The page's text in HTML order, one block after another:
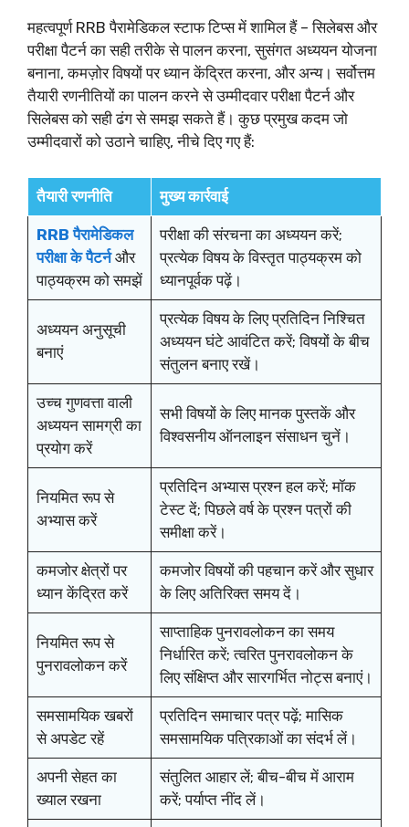
महत्वपूर्ण RRB पैरामेडिकल स्टाफ टिप्स में शामिल हैं – सिलेबस और
परीक्षा पैटर्न का सही तरीके से पालन करना, सुसंगत अध्ययन योजना
बनाना, कमज़ोर विषयों पर ध्यान केंद्रित करना, और अन्य। सर्वोत्तम
तैयारी रणनीतियों का पालन करने से उम्मीदवार परीक्षा पैटर्न और
सिलेबस को सही ढंग से समझ सकते हैं। कुछ प्रमुख कदम जो
उम्मीदवारों को उठाने चाहिए, नीचे दिए गए हैं:
तैयारी रणनीति मुख्य कार्रवाई
RRB पैरामेडिकल
परीक्षा के पैटर्नऔर
पाठ्यक्रम को समझें
परीक्षा की संरचना का अध्ययन करें;
प्रत्येक विषय के विस्तृत पाठ्यक्रम को
ध्यानपूर्वक पढ़ें।
अध्ययन अनुसूची
बनाएं
प्रत्येक विषय के लिए प्रतिदिन निश्चित
अध्ययन घंटे आवंटित करें; विषयों के बीच
संतुलन बनाए रखें।
उच्च गुणवत्ता वाली
अध्ययन सामग्री का
प्रयोग करें
सभी विषयों के लिए मानक पुस्तकें और
विश्वसनीय ऑनलाइन संसाधन चुनें।
नियमित रूप से
अभ्यास करें
प्रतिदिन अभ्यास प्रश्न हल करें; मॉक
टेस्ट दें; पिछले वर्ष के प्रश्न पत्रों की
समीक्षा करें।
कमजोर क्षेत्रों पर
ध्यान केंद्रित करें
कमजोर विषयों की पहचान करें और सुधार
के लिए अतिरिक्त समय दें।
नियमित रूप से
पुनरावलोकन करें
साप्ताहिक पुनरावलोकन का समय
निर्धारित करें; त्वरित पुनरावलोकन के
लिए संक्षिप्त और सारगर्भित नोट्स बनाएं।
समसामयिक खबरों
से अपडेट रहें
प्रतिदिन समाचार पत्र पढ़ें; मासिक
समसामयिक पत्रिकाओं का संदर्भ लें।
अपनी सेहत का
ख्याल रखना
संतुलित आहार लें; बीच-बीच में आराम
करें; पर्याप्त नींद लें।